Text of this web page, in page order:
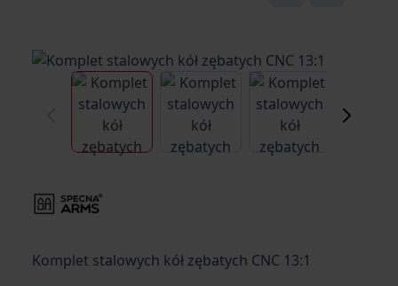
View larger imageView larger imageView larger
Komplet stalowych kół zębatych CNC 13:1